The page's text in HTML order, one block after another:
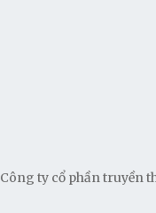
Công ty cổ phần truyền